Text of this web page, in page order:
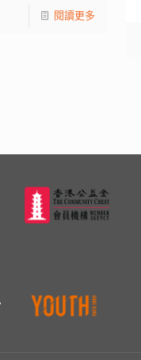
閱讀更多